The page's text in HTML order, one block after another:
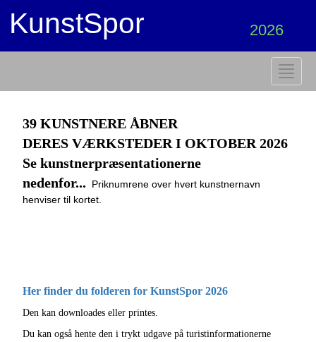
2026
KunstSpor
Toggle
39 KUNSTNERE ÅBNER
DERES VÆRKSTEDER I OKTOBER 2026
Se kunstnerpræsentationerne
nedenfor...
Priknumrene over hvert kunstnernavn
henviser til kortet.
Her finder du folderen for KunstSpor 2026
Den kan downloades eller printes.
Du kan også hente den i trykt udgave på turistinformationerne